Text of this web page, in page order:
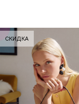
СКИДКА